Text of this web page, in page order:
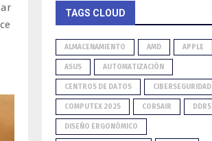
TAGS CLOUD
ALMACENAMIENTO AMD APPLE
ASUS AUTOMATIZACIÓN
CENTROS DE DATOS CIBERSEGURIDAD
COMPUTEX 2025 CORSAIR DDR5
DISEÑO ERGONÓMICO